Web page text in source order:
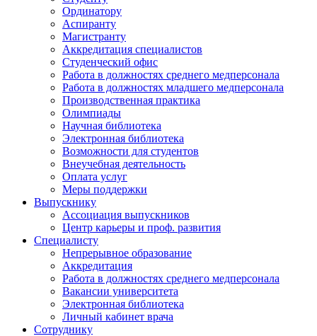
Ординатору
Аспиранту
Магистранту
Аккредитация специалистов
Студенческий офис
Работа в должностях среднего медперсонала
Работа в должностях младшего медперсонала
Производственная практика
Олимпиады
Научная библиотека
Электронная библиотека
Возможности для студентов
Внеучебная деятельность
Оплата услуг
Меры поддержки
Выпускнику
Ассоциация выпускников
Центр карьеры и проф. развития
Специалисту
Непрерывное образование
Аккредитация
Работа в должностях среднего медперсонала
Вакансии университета
Электронная библиотека
Личный кабинет врача
Сотруднику